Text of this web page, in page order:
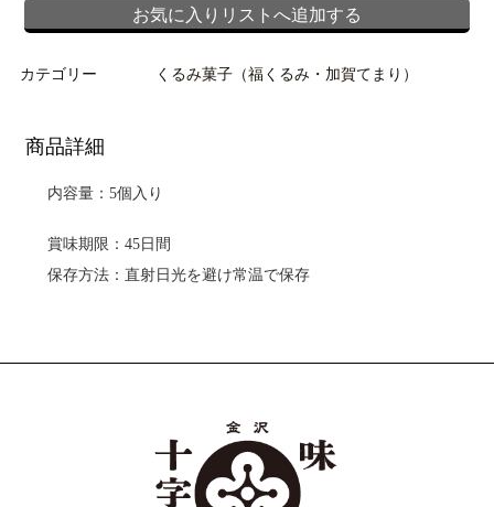
お気に入りリストへ追加する
カテゴリー くるみ菓子（福くるみ・加賀てまり）
商品詳細
内容量：5個入り
賞味期限：45日間
保存方法：直射日光を避け常温で保存